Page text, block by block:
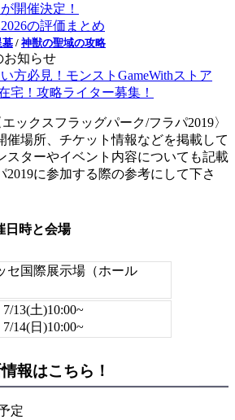
開催決定！
の評価まとめ
墓 / 神獣の聖域の攻略
お知らせ
方必見！モンストGameWithストア
宅！攻略ライター募集！
ックスフラッグパーク/フラパ2019〉
催場所、チケット情報などを掲載して
スターやイベント内容についても記載
2019に参加する際の参考にして下さ
日時と会場
セ国際展示場（ホール
13(土)10:00~
14(日)10:00~
報はこちら！
定